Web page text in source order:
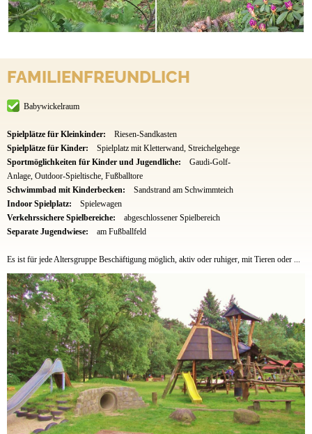
FAMILIENFREUNDLICH
Babywickelraum
Spielplätze für Kleinkinder:
Riesen-Sandkasten
Spielplätze für Kinder:
Spielplatz mit Kletterwand, Streichelgehege
Sportmöglichkeiten für Kinder und Jugendliche:
Gaudi-Golf-
Anlage, Outdoor-Spieltische, Fußballtore
Schwimmbad mit Kinderbecken:
Sandstrand am Schwimmteich
Indoor Spielplatz:
Spielewagen
Verkehrssichere Spielbereiche:
abgeschlossener Spielbereich
Separate Jugendwiese:
am Fußballfeld
Es ist für jede Altersgruppe Beschäftigung möglich, aktiv oder ruhiger, mit Tieren oder ...